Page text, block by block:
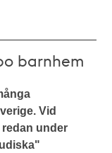
barnhem
Vid
redan under